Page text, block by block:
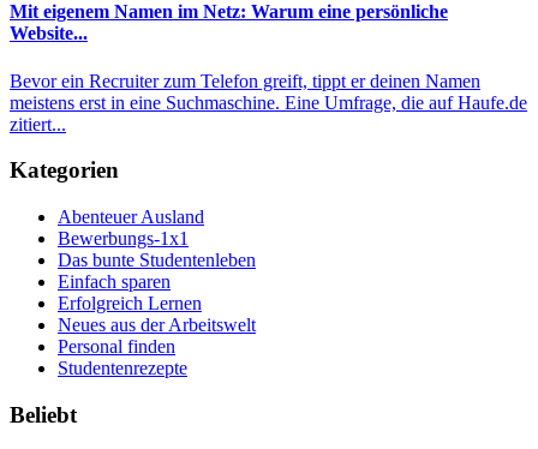
Mit eigenem Namen im Netz: Warum eine persönliche
Website...
Bevor ein Recruiter zum Telefon greift, tippt er deinen Namen
meistens erst in eine Suchmaschine. Eine Umfrage, die auf Haufe.de
zitiert...
Kategorien
Abenteuer Ausland
Bewerbungs-1x1
Das bunte Studentenleben
Einfach sparen
Erfolgreich Lernen
Neues aus der Arbeitswelt
Personal finden
Studentenrezepte
Beliebt